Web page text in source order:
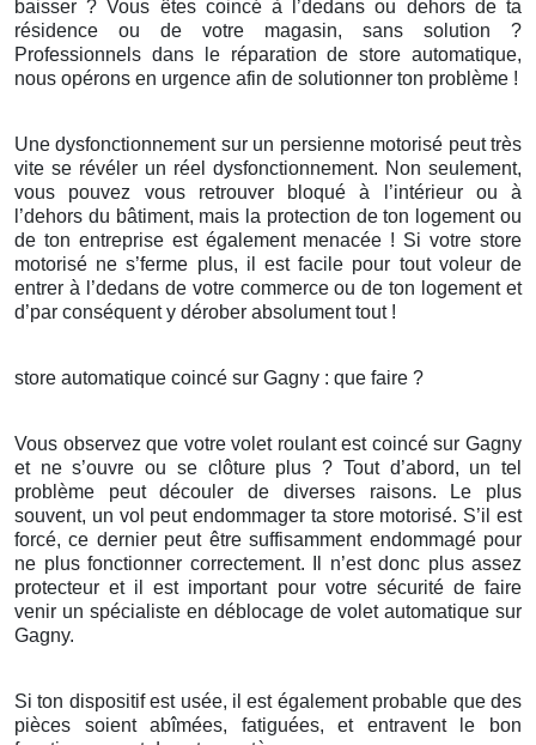
baisser ? Vous êtes coincé à l’dedans ou dehors de ta
résidence ou de votre magasin, sans solution ?
Professionnels dans le réparation de store automatique,
nous opérons en urgence afin de solutionner ton problème !
Une dysfonctionnement sur un persienne motorisé peut très
vite se révéler un réel dysfonctionnement. Non seulement,
vous pouvez vous retrouver bloqué à l’intérieur ou à
l’dehors du bâtiment, mais la protection de ton logement ou
de ton entreprise est également menacée ! Si votre store
motorisé ne s’ferme plus, il est facile pour tout voleur de
entrer à l’dedans de votre commerce ou de ton logement et
d’par conséquent y dérober absolument tout !
store automatique coincé sur Gagny : que faire ?
Vous observez que votre volet roulant est coincé sur Gagny
et ne s’ouvre ou se clôture plus ? Tout d’abord, un tel
problème peut découler de diverses raisons. Le plus
souvent, un vol peut endommager ta store motorisé. S’il est
forcé, ce dernier peut être suffisamment endommagé pour
ne plus fonctionner correctement. Il n’est donc plus assez
protecteur et il est important pour votre sécurité de faire
venir un spécialiste en déblocage de volet automatique sur
Gagny.
Si ton dispositif est usée, il est également probable que des
pièces soient abîmées, fatiguées, et entravent le bon